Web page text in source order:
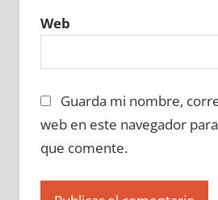
Web
Guarda mi nombre,
web en este navegador
que comente.